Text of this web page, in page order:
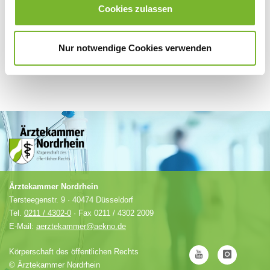
Cookies zulassen
Nur notwendige Cookies verwenden
Ärztekammer Nordrhein
Tersteegenstr. 9 · 40474 Düsseldorf
Tel. 0211 / 4302-0 · Fax 0211 / 4302 2009
E-Mail: aerztekammer@aekno.de
Körperschaft des öffentlichen Rechts
© Ärztekammer Nordrhein